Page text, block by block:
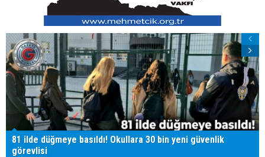
81 ilde düğmeye basıldı! Okullara 30 bin yeni güvenlik
görevlisi